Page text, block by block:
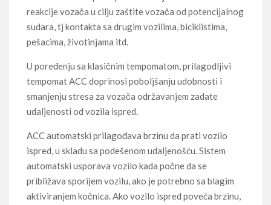
reakcije vozača u cilju zaštite vozača od potencijalnog
sudara, tj kontakta sa drugim vozilima, biciklistima,
pešacima, životinjama itd.
U poređenju sa klasičnim tempomatom, prilagodljivi
tempomat ACC doprinosi poboljšanju udobnosti i
smanjenju stresa za vozača održavanjem zadate
udaljenosti od vozila ispred.
ACC automatski prilagođava brzinu da prati vozilo
ispred, u skladu sa podešenom udaljenošću. Sistem
automatski usporava vozilo kada počne da se
približava sporijem vozilu, ako je potrebno sa blagim
aktiviranjem kočnica. Ako vozilo ispred poveća brzinu,